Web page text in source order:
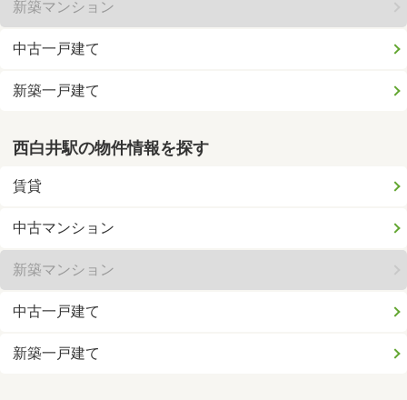
新築マンション
中古一戸建て
新築一戸建て
西白井駅の物件情報を探す
賃貸
中古マンション
新築マンション
中古一戸建て
新築一戸建て